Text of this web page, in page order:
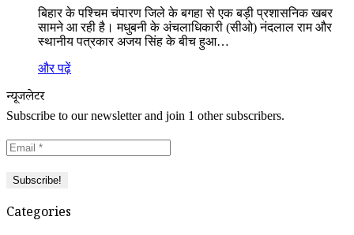
बिहार के पश्चिम चंपारण जिले के बगहा से एक बड़ी प्रशासनिक खबर
सामने आ रही है। मधुबनी के अंचलाधिकारी (सीओ) नंदलाल राम और
स्थानीय पत्रकार अजय सिंह के बीच हुआ…
और पढ़ें
न्यूजलेटर
Subscribe to our newsletter and join 1 other subscribers.
Categories